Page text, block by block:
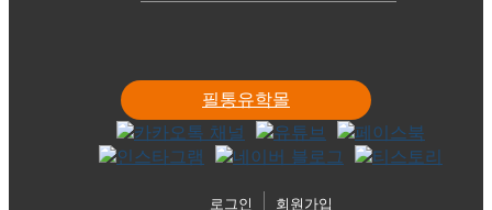
로그인 회원가입
필통유학몰